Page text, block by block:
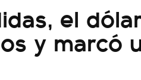
el
y marcó